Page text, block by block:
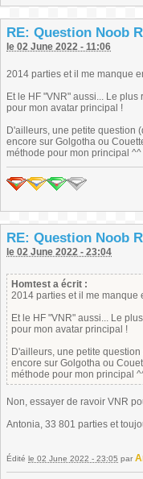
RE: Question Noob
le 02 June 2022 - 11:06
2014 parties et il me manque
Et le HF "VNR" aussi... Le
pour mon avatar principal !
D'ailleurs, une petite question
encore sur Golgotha ou
méthode pour mon principal ^^
RE: Question Noob
le 02 June 2022 - 23:04
Homtest a écrit :
2014 parties et il me manque
Et le HF "VNR" aussi... Le
pour mon avatar principal !
D'ailleurs, une petite
encore sur Golgotha ou
méthode pour mon principal
Non, essayer de ravoir VNR
Antonia, 33 801 parties et
Édité le 02 June 2022 - 23:05 par